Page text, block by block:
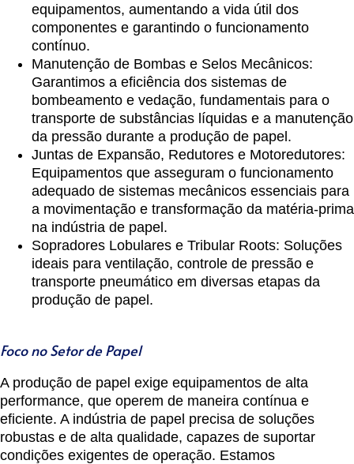
equipamentos, aumentando a vida útil dos
componentes e garantindo o funcionamento
contínuo.
Manutenção de Bombas e Selos Mecânicos:
Garantimos a eficiência dos sistemas de
bombeamento e vedação, fundamentais para o
transporte de substâncias líquidas e a manutenção
da pressão durante a produção de papel.
Juntas de Expansão, Redutores e Motoredutores:
Equipamentos que asseguram o funcionamento
adequado de sistemas mecânicos essenciais para
a movimentação e transformação da matéria-prima
na indústria de papel.
Sopradores Lobulares e Tribular Roots: Soluções
ideais para ventilação, controle de pressão e
transporte pneumático em diversas etapas da
produção de papel.
Foco no Setor de Papel
A produção de papel exige equipamentos de alta
performance, que operem de maneira contínua e
eficiente. A indústria de papel precisa de soluções
robustas e de alta qualidade, capazes de suportar
condições exigentes de operação. Estamos